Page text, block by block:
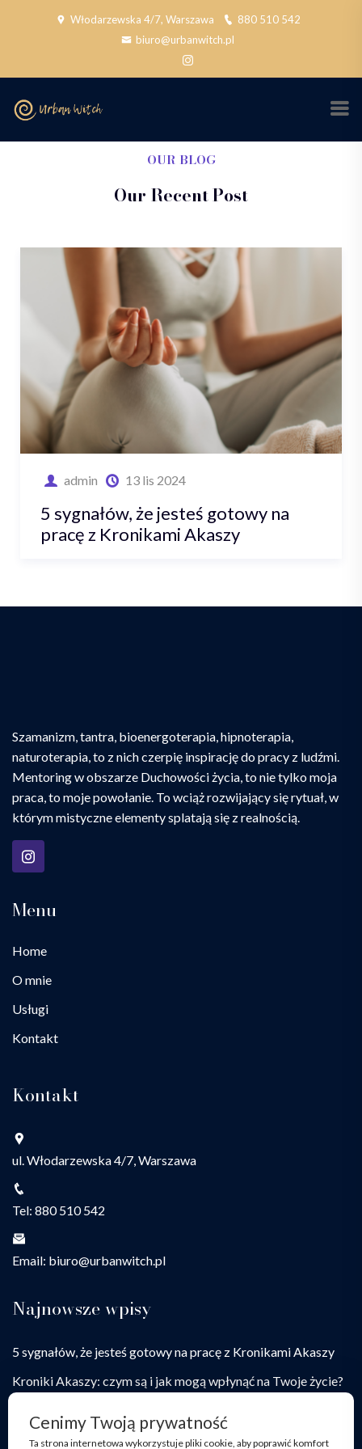
Włodarzewska 4/7, Warszawa
880 510 542
biuro@urbanwitch.pl
OUR BLOG
Our Recent Post
admin 13 lis 2024
5 sygnałów, że jesteś gotowy na
pracę z Kronikami Akaszy
Szamanizm, tantra, bioenergoterapia, hipnoterapia,
naturoterapia, to z nich czerpię inspirację do pracy z ludźmi.
Mentoring w obszarze Duchowości życia, to nie tylko moja
praca, to moje powołanie. To wciąż rozwijający się rytuał, w
którym mistyczne elementy splatają się z realnością.
Menu
Home
O mnie
Usługi
Kontakt
Kontakt
ul. Włodarzewska 4/7, Warszawa
Tel: 880 510 542
Email: biuro@urbanwitch.pl
Najnowsze wpisy
5 sygnałów, że jesteś gotowy na pracę z Kronikami Akaszy
Kroniki Akaszy: czym są i jak mogą wpłynąć na Twoje życie?
życiowe blokady
Cenimy Twoją prywatność
Ta strona internetowa wykorzystuje pliki cookie, aby poprawić komfort